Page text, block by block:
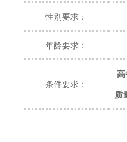
性别要求：
年龄要求：
条件要求：
质